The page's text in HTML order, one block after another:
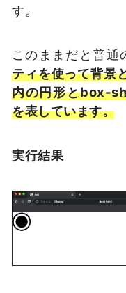
す。
このままだと普通
ティを使って背景
内の円形とbox-
を表しています。
実行結果